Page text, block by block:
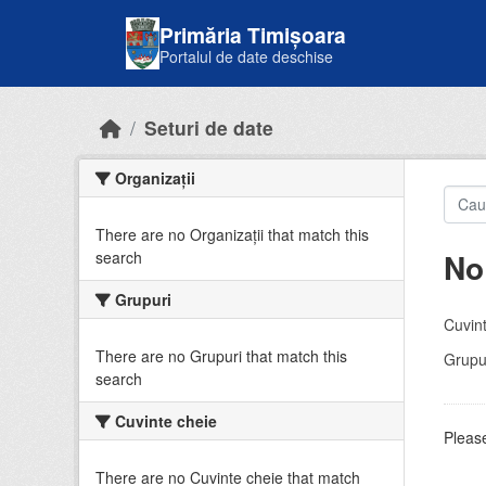
Primăria Timișoara
Portalul de date deschise
Seturi de date
Organizații
There are no Organizații that match this
search
Grupuri
There are no Grupuri that match this
search
Cuvinte cheie
There are no Cuvinte cheie that match